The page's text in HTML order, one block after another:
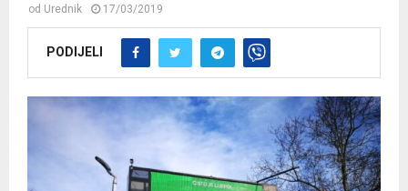
od Urednik 17/03/2019
PODIJELI